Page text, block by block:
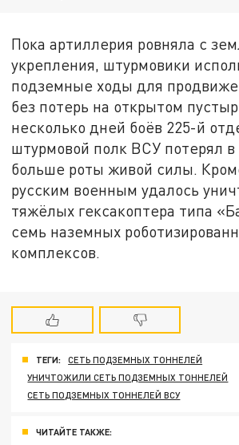
Пока артиллерия ровняла с
укрепления, штурмовики
подземные ходы для
без потерь на открытом
несколько дней боёв 225-й
штурмовой полк ВСУ потерял
больше роты живой силы.
русским военным удалось
тяжёлых гексакоптера типа
семь наземных
комплексов.
ТЕГИ:
СЕТЬ ПОДЗЕМНЫХ ТОННЕЛЕЙ
УНИЧТОЖИЛИ СЕТЬ ПОДЗЕМНЫХ ТОННЕЛЕЙ
СЕТЬ ПОДЗЕМНЫХ ТОННЕЛЕЙ ВСУ
ЧИТАЙТЕ ТАКЖЕ: